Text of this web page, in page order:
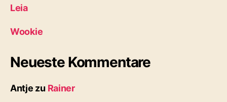
Leia
Wookie
Neueste Kommentare
Antje zu Rainer